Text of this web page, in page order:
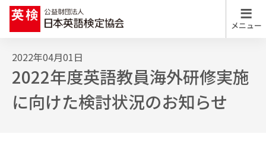
の特徴と比較
検定・テストの特徴と比較
検定・テストの特徴と比較 トップ
2022年04月01日
2022年度英語教員海外研修実施
に向けた検討状況のお知らせ